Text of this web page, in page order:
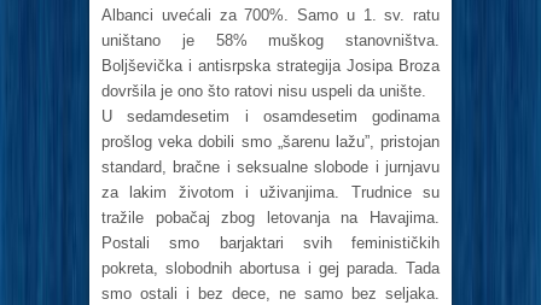
Albanci uvećali za 700%. Samo u 1. sv. ratu
uništano je 58% muškog stanovništva.
Boljševička i antisrpska strategija Josipa Broza
dovršila je ono što ratovi nisu uspeli da unište.
U sedamdesetim i osamdesetim godinama
prošlog veka dobili smo „šarenu lažu”, pristojan
standard, bračne i seksualne slobode i jurnjavu
za lakim životom i uživanjima. Trudnice su
tražile pobačaj zbog letovanja na Havajima.
Postali smo barjaktari svih feminističkih
pokreta, slobodnih abortusa i gej parada. Tada
smo ostali i bez dece, ne samo bez seljaka.